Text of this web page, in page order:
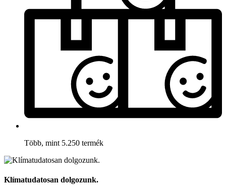
Több, mint 5.250 termék
Klímatudatosan dolgozunk.